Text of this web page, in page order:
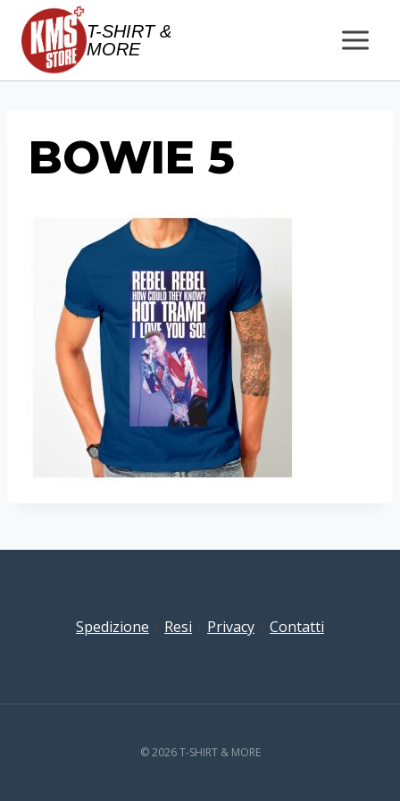
Salta
contenuto
T-SHIRT &
MORE
BOWIE 5
Spedizione Resi Privacy Contatti
© 2026 T-SHIRT & MORE